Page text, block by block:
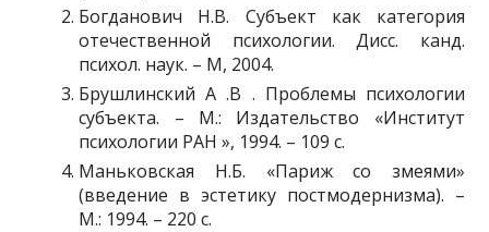
Богданович Н.В. Субъект как категория
отечественной психологии. Дисс. канд.
психол. наук. – М, 2004.
Брушлинский А .В . Проблемы психологии
субъекта. – М.: Издательство «Институт
психологии РАН », 1994. – 109 с.
Маньковская Н.Б. «Париж со змеями»
(введение в эстетику постмодернизма). –
М.: 1994. – 220 с.